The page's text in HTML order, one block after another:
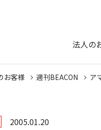
法人の
お客様 週刊BEACON ア
2005.01.20